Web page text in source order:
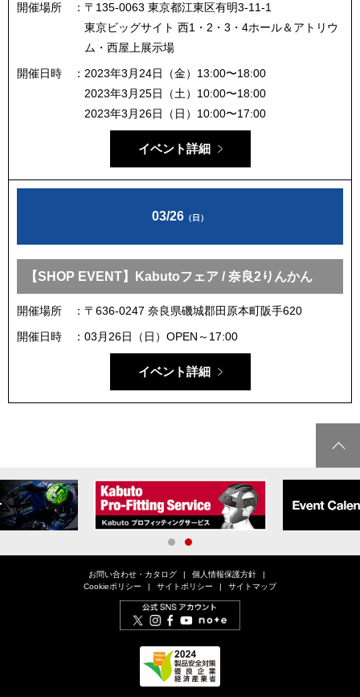
開催場所
〒135-0063 東京都江東区有明3-11-1
東京ビッグサイト 西1・2・3・4ホール＆アトリウ
ム・西屋上展示場
開催日時
2023年3月24日（金）13:00〜18:00
2023年3月25日（土）10:00〜18:00
2023年3月26日（日）10:00〜17:00
イベント詳細
03/26 （日）
【SHOP EVENT】Kabutoフェア / 奈良2りんかん
開催場所
〒636-0247 奈良県磯城郡田原本町阪手620
開催日時
03月26日（日）OPEN～17:00
イベント詳細
1
お問い合わせ・カタログ
個人情報保護方針
Cookieポリシー
サイトポリシー サイトマップ